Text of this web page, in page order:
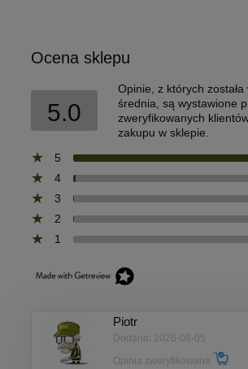
Ocena sklepu
5.0
Opinie, z których została
średnia, są wystawione
zweryfikowanych
zakupu w sklepie.
5
4
3
2
1
Piotr
Dodano: 2026-08-05
Opinia zweryfikowana